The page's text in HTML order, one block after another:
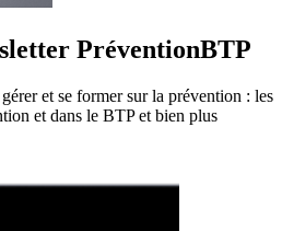
PréventionBTP
et se former sur la prévention : les
et dans le BTP et bien plus